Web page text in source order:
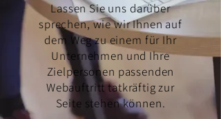
Lassen Sie uns darüber
sprechen, wie wir Ihnen auf
dem Weg zu einem für Ihr
Unternehmen und Ihre
Zielpersonen passenden
Webauftritt tatkräftig zur
Seite stehen können.